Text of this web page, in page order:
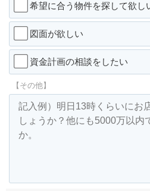
希望に合う物件を探して欲し
図面が欲しい
資金計画の相談をしたい
【その他】